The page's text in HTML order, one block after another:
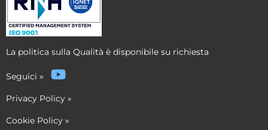
La politica sulla Qualità è disponibile su richiesta
Seguici »
Privacy Policy »
Cookie Policy »